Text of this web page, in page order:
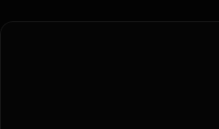
TRG BANA JELAČIĆA · 2019